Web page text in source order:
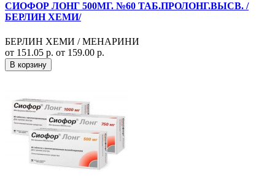
СИОФОР ЛОНГ 500МГ. №60 ТАБ.ПРОЛОНГ.ВЫСВ. /
БЕРЛИН ХЕМИ/
БЕРЛИН ХЕМИ / МЕНАРИНИ
от 151.05 р. от 159.00 р.
В корзину